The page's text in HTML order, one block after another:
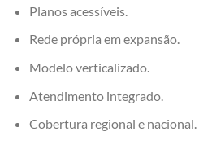
Planos acessíveis.
Rede própria em expansão.
Modelo verticalizado.
Atendimento integrado.
Cobertura regional e nacional.